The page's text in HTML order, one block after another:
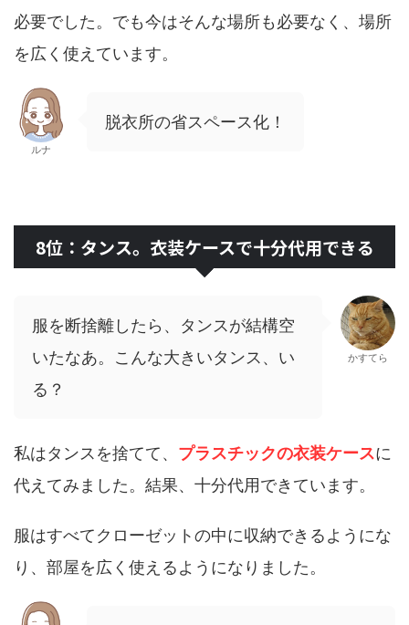
必要でした。でも今はそんな場所も必要なく、場所
を広く使えています。
ルナ
脱衣所の省スペース化！
8位：タンス。衣装ケースで十分代用できる
服を断捨離したら、タンスが結構空
いたなあ。こんな大きいタンス、い
る？
かすてら
私はタンスを捨てて、 プラスチックの衣装ケースに
代えてみました。結果、十分代用できています。
服はすべてクローゼットの中に収納できるようにな
り、部屋を広く使えるようになりました。